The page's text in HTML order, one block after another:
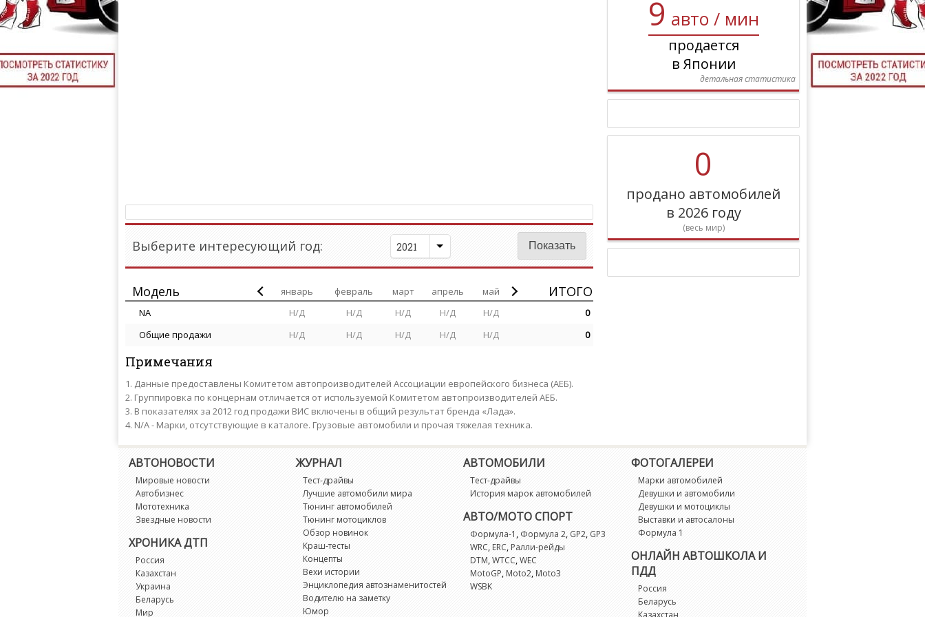
ТЮНИНГ
Выберите интересующий год: 2021
Модель январь февраль март апрель май ИТОГО
NA Н/Д Н/Д Н/Д Н/Д Н/Д
0
Общие продажи
Н/Д Н/Д Н/Д Н/Д Н/Д 0
Примечания
Данные предоставлены Комитетом автопроизводителей Ассоциации европейского бизнеса (АЕБ).
Группировка по концернам отличается от используемой Комитетом автопроизводителей АЕБ.
В показателях за 2012 год продажи ВИС включены в общий результат бренда «Лада».
N/A - Марки, отсутствующие в каталоге. Грузовые автомобили и прочая тяжелая техника.
9 авто / мин
продается
в Японии
детальная статистика
0
продано автомобилей
в 2026 году
(весь мир)
АВТОНОВОСТИ
Мировые новости
Автобизнес
Мототехника
Звездные новости
ХРОНИКА ДТП
Россия
Казахстан
Украина
Беларусь
Мир
ЖУРНАЛ
Тест-драйвы
Лучшие автомобили мира
Тюнинг автомобилей
Тюнинг мотоциклов
Обзор новинок
Краш-тесты
Концепты
Вехи истории
Энциклопедия автознаменитостей
Водителю на заметку
Юмор
АВТОМОБИЛИ
Тест-драйвы
История марок автомобилей
АВТО/МОТО СПОРТ
Формула-1 , Формула 2, GP2, GP3
WRC,ERC,Ралли-рейды
DTM,WTCC,WEC
MotoGP,Moto2,Moto3
WSBK
ФОТОГАЛЕРЕИ
Марки автомобилей
Девушки и автомобили
Девушки и мотоциклы
Выставки и автосалоны
Формула 1
ОНЛАЙН АВТОШКОЛА И
ПДД
Россия
Беларусь
Казахстан